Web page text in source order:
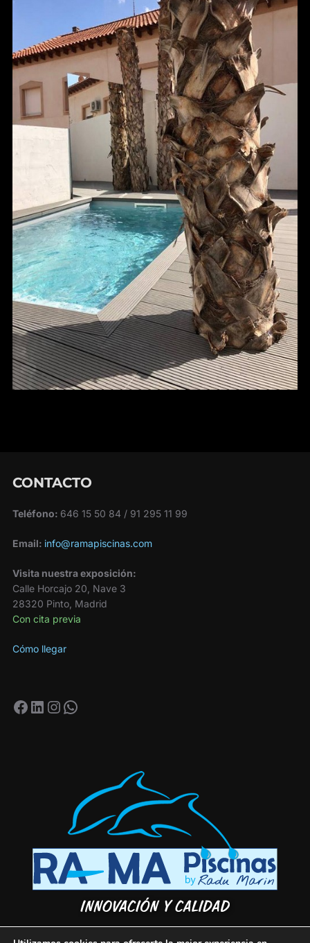
CONTACTO
Teléfono: 646 15 50 84 / 91 295 11 99
Email: info@ramapiscinas.com
Visita nuestra exposición:
Calle Horcajo 20, Nave 3
28320 Pinto, Madrid
Con cita previa
Cómo llegar
Facebook
LinkedIn
Instagram
WhatsApp